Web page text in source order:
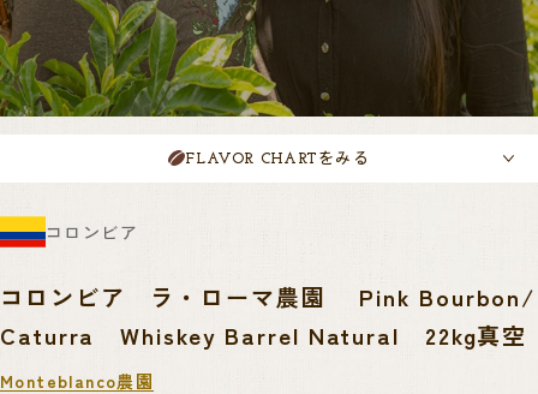
FLAVOR CHART をみる
コロンビア
コロンビア ラ・ローマ農園 Pink Bourbon/
Caturra Whiskey Barrel Natural 22kg真空
Monteblanco農園